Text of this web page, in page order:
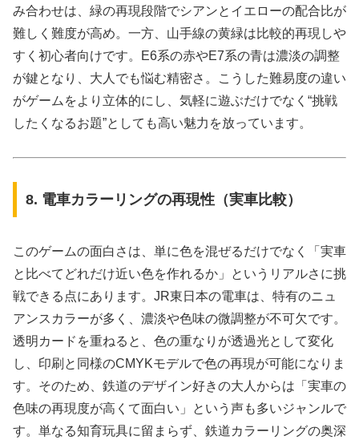
み合わせは、緑の再現段階でシアンとイエローの配合比が
難しく難度が高め。一方、山手線の黄緑は比較的再現しや
すく初心者向けです。E6系の赤やE7系の青は濃淡の調整
が鍵となり、大人でも悩む精密さ。こうした難易度の違い
がゲームをより立体的にし、気軽に遊ぶだけでなく“挑戦
したくなるお題”としても高い魅力を放っています。
8. 電車カラーリングの再現性（実車比較）
このゲームの面白さは、単に色を混ぜるだけでなく「実車
と比べてどれだけ近い色を作れるか」というリアルさに挑
戦できる点にあります。JR東日本の電車は、特有のニュ
アンスカラーが多く、濃淡や色味の微調整が不可欠です。
透明カードを重ねると、色の重なりが透過光として変化
し、印刷と同様のCMYKモデルで色の再現が可能になりま
す。そのため、鉄道のデザイン好きの大人からは「実車の
色味の再現度が高くて面白い」という声も多いジャンルで
す。単なる知育玩具に留まらず、鉄道カラーリングの奥深